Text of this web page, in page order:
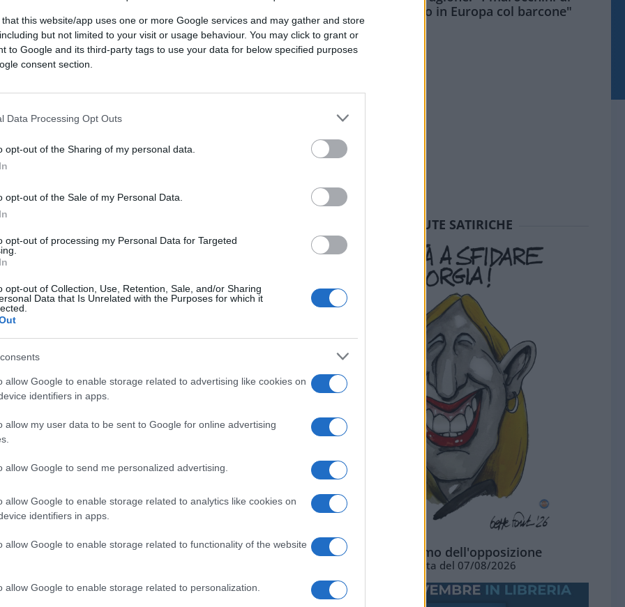
that this website/app uses one or more Google services and may gather and store
but not limited to your visit or usage behaviour. You may click to grant or
to Google and its third-party tags to use your data for below specified purposes
consent section.
Data Processing Opt Outs
opt-out of the Sharing of my personal data.
opt-out of the Sale of my Personal Data.
opt-out of processing my Personal Data for Targeted
opt-out of Collection, Use, Retention, Sale, and/or Sharing
Data that Is Unrelated with the Purposes for which it
allow Google to enable storage related to advertising like cookies on
identifiers in apps.
allow my user data to be sent to Google for online advertising
allow Google to send me personalized advertising.
allow Google to enable storage related to analytics like cookies on
identifiers in apps.
allow Google to enable storage related to functionality of the website
allow Google to enable storage related to personalization.
più filogovernativa, mano a mano che
adeguato risalto unmanifesto
uomo politico,
anche da italiani, ricordando, en
Mi appresto infatti a citare una
Agi, disponibile sui sistemi editoriali
è“Che la pandemia non sia un
può leggere sul sito della Fundación
LLosa. Il documento reca circa 150
ispanofoni (ma anche di alcuni
la preoccupazione per la
grande quantità di contagi e di morte in
solidarietà alle famiglie colpite dai
“Mentre gli operatori della
contro il Coronavirus, molti
indefinitamente le
ragionevoli limitazioni alla libertà, in
eccezioni, l’impossibilità di
informazioni”.
Ceuta sbarcano in Europa col barcone"
SEDUTE SATIRICHE
L'ottimismo dell'opposizione
Vignetta del 07/08/2026